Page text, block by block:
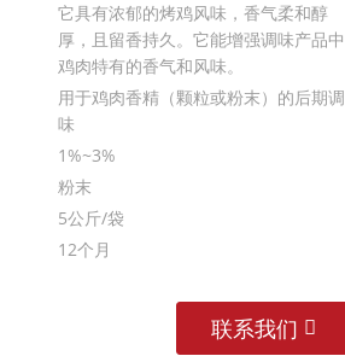
它具有浓郁的烤鸡风味，香气柔和醇
厚，且留香持久。它能增强调味产品中
鸡肉特有的香气和风味。
用于鸡肉香精（颗粒或粉末）的后期调
味
1%~3%
粉末
5公斤/袋
12个月
联系我们